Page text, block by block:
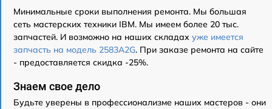
Минимальные сроки выполнения ремонта. Мы большая
сеть мастерских техники IBM. Мы имеем более 20 тыс.
запчастей. И возможно на наших складах уже имеется
запчасть на модель 2583A2G. При заказе ремонта на сайте
- предоставляется скидка -25%.
Знаем свое дело
Будьте уверены в профессионализме наших мастеров - они